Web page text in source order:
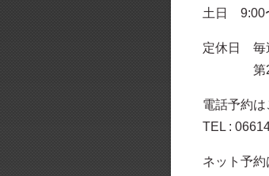
土日 9:00
定休日 毎
第2.3
電話予約は
TEL :
ネット予約